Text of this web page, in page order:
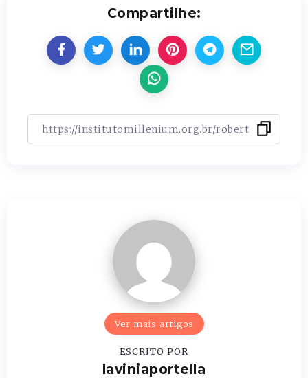
Compartilhe:
Ver mais artigos
ESCRITO POR
laviniaportella